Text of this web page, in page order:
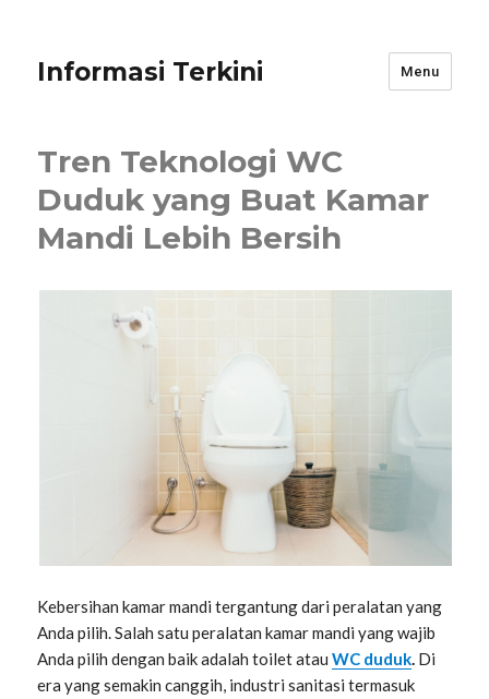
Informasi Terkini Menu
Tren Teknologi WC
Duduk yang Buat Kamar
Mandi Lebih Bersih
Kebersihan kamar mandi tergantung dari peralatan yang
Anda pilih. Salah satu peralatan kamar mandi yang wajib
Anda pilih dengan baik adalah toilet atauWC duduk. Di
era yang semakin canggih, industri sanitasi termasuk